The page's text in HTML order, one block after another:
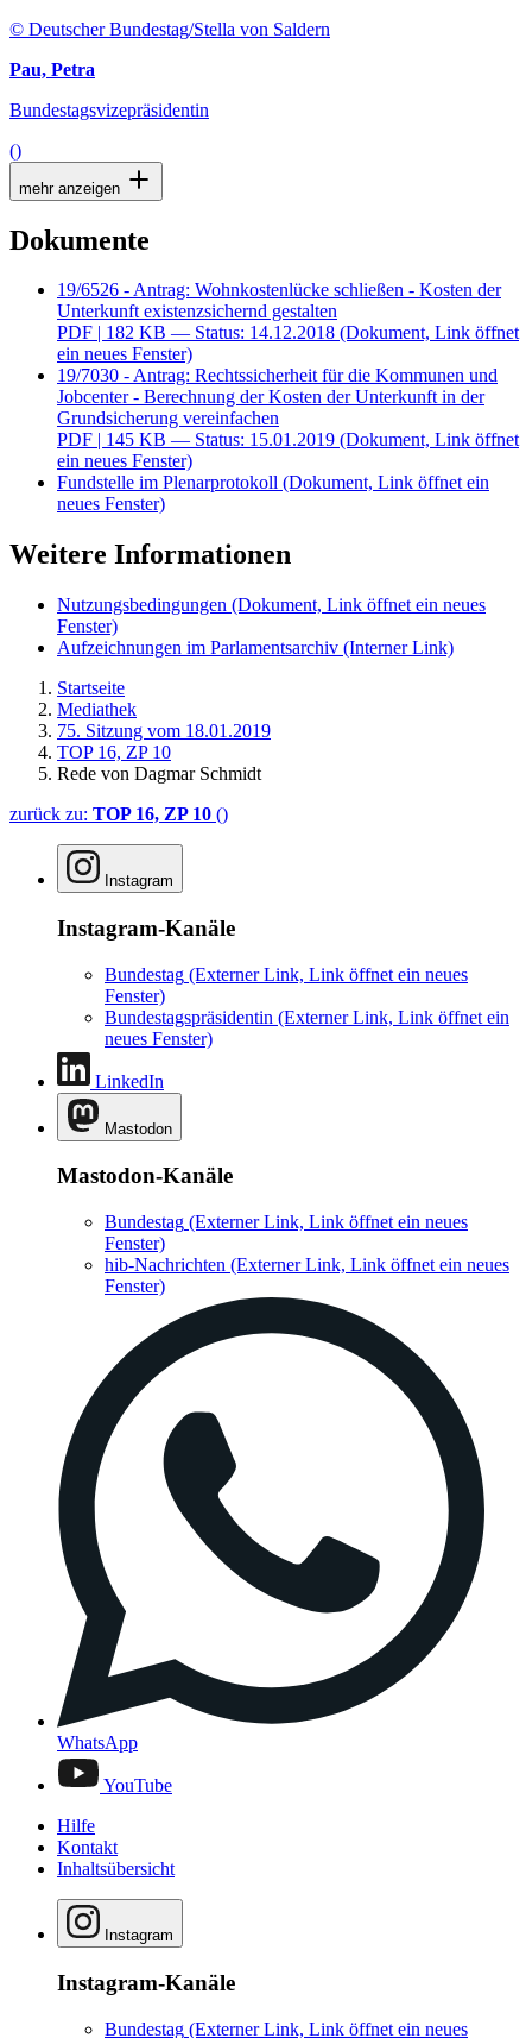
© Deutscher Bundestag/Stella von Saldern
Pau, Petra
Bundestagsvizepräsidentin
()
mehr anzeigen
Dokumente
19/6526 - Antrag: Wohnkostenlücke schließen - Kosten der
Unterkunft existenzsichernd gestalten
PDF | 182 KB — Status: 14.12.2018 (Dokument, Link öffnet
ein neues Fenster)
19/7030 - Antrag: Rechtssicherheit für die Kommunen und
Jobcenter - Berechnung der Kosten der Unterkunft in der
Grundsicherung vereinfachen
PDF | 145 KB — Status: 15.01.2019 (Dokument, Link öffnet
ein neues Fenster)
Fundstelle im Plenarprotokoll (Dokument, Link öffnet ein
neues Fenster)
Weitere Informationen
Nutzungsbedingungen (Dokument, Link öffnet ein neues
Fenster)
Aufzeichnungen im Parlamentsarchiv (Interner Link)
Startseite
Mediathek
75. Sitzung vom 18.01.2019
TOP 16, ZP 10
Rede von Dagmar Schmidt
zurück zu: TOP 16, ZP 10 ()
Instagram
Instagram-Kanäle
Bundestag (Externer Link, Link öffnet ein neues
Fenster)
Bundestagspräsidentin (Externer Link, Link öffnet ein
neues Fenster)
LinkedIn
Mastodon
Mastodon-Kanäle
Bundestag (Externer Link, Link öffnet ein neues
Fenster)
hib-Nachrichten (Externer Link, Link öffnet ein neues
Fenster)
WhatsApp
YouTube
Hilfe
Kontakt
Inhaltsübersicht
Instagram
Instagram-Kanäle
Bundestag (Externer Link, Link öffnet ein neues